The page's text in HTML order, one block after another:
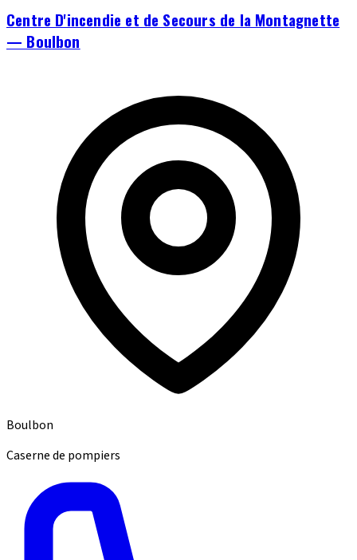
Centre D'incendie et de Secours de la Montagnette
— Boulbon
Boulbon
Caserne de pompiers